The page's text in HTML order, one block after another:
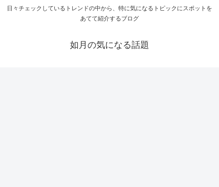
日々チェックしているトレンドの中から、特に気になるトピックにスポットを
あてて紹介するブログ
如月の気になる話題